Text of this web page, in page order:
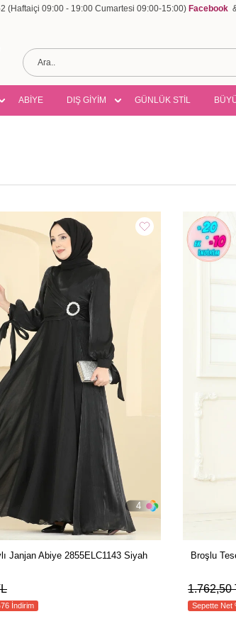
(Haftaiçi 09:00 - 19:00 Cumartesi 09:00-15:00) Facebook
ABİYE DIŞ GİYİM GÜNLÜK STİL
4
Janjan Abiye 2855ELC1143 Siyah
İndirim
Broşlu
1.762,50
Sepette Net